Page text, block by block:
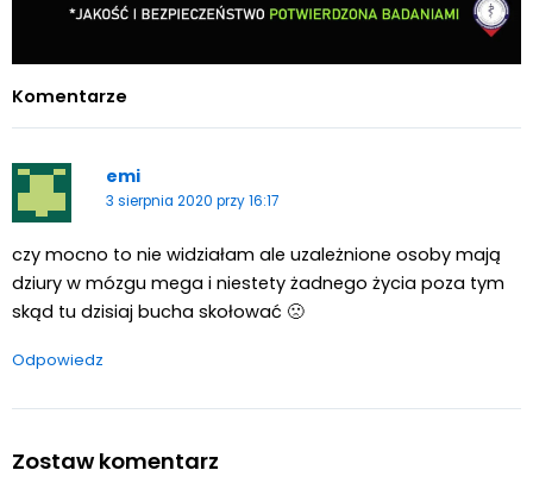
Komentarze
emi
3 sierpnia 2020 przy 16:17
czy mocno to nie widziałam ale uzależnione osoby mają
dziury w mózgu mega i niestety żadnego życia poza tym
skąd tu dzisiaj bucha skołować 🙁
Odpowiedz
Zostaw komentarz